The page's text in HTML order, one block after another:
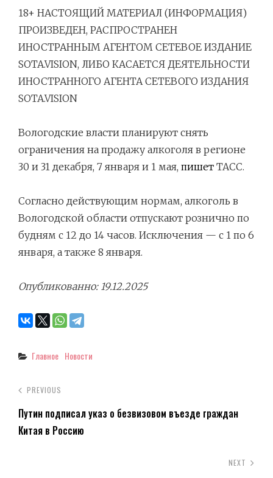
18+ НАСТОЯЩИЙ МАТЕРИАЛ (ИНФОРМАЦИЯ)
ПРОИЗВЕДЕН, РАСПРОСТРАНЕН
ИНОСТРАННЫМ АГЕНТОМ СЕТЕВОЕ ИЗДАНИЕ
SOTA.VISION, ЛИБО КАСАЕТСЯ ДЕЯТЕЛЬНОСТИ
ИНОСТРАННОГО АГЕНТА СЕТЕВОГО ИЗДАНИЯ
SOTA.VISION
Вологодские власти планируют снять
ограничения на продажу алкоголя в регионе
30 и 31 декабря, 7 января и 1 мая, пишет ТАСС.
Согласно действующим нормам, алкоголь в
Вологодской области отпускают рознично по
будням с 12 до 14 часов. Исключения — с 1 по 6
января, а также 8 января.
Опубликованно: 19.12.2025
Categories
Главное Новости
Навигация
по
записям
PREVIOUS
Путин подписал указ о безвизовом въезде граждан
Китая в Россию
NEXT